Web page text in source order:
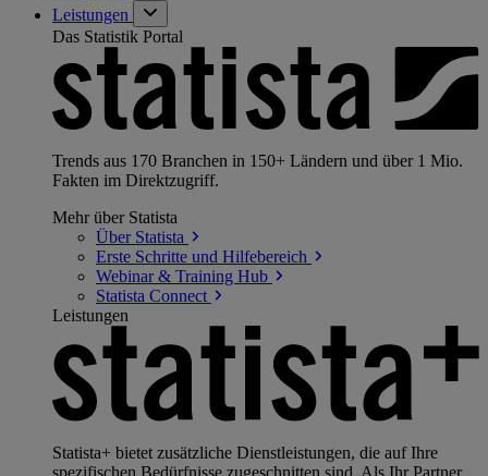
Leistungen
Das Statistik Portal
Trends aus 170 Branchen in 150+ Ländern und über 1 Mio.
Fakten im Direktzugriff.
Mehr über Statista
Über Statista
Erste Schritte und Hilfebereich
Webinar & Training Hub
Statista Connect
Leistungen
Statista+ bietet zusätzliche Dienstleistungen, die auf Ihre
spezifischen Bedürfnisse zugeschnitten sind. Als Ihr Partner